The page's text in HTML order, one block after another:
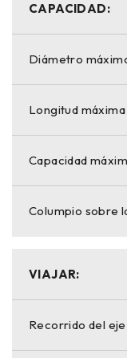
CAPACIDAD:
Diámetro
Longitud
Capacidad
Columpio sobre
VIAJAR:
Recorrido del eje